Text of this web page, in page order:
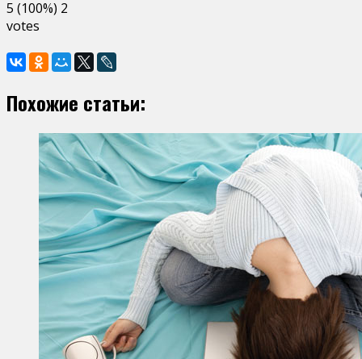
5 (100%) 2
votes
Похожие статьи: